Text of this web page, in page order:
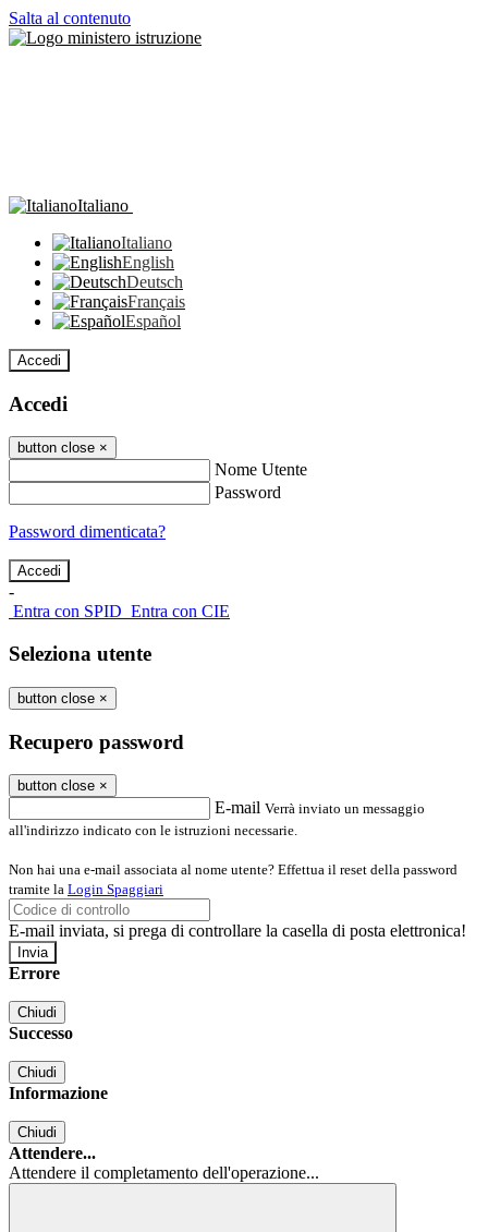
Salta al contenuto
Italiano
Italiano
English
Deutsch
Français
Español
Accedi
Accedi
button close ×
Nome Utente
Password
Password dimenticata?
-
Entra con SPID Entra con CIE
Seleziona utente
button close ×
Recupero password
button close ×
E-mail Verrà inviato un messaggio
all'indirizzo indicato con le istruzioni necessarie.
Non hai una e-mail associata al nome utente? Effettua il reset della password
tramite la Login Spaggiari
E-mail inviata, si prega di controllare la casella di posta elettronica!
Errore
Chiudi
Successo
Chiudi
Informazione
Chiudi
Attendere...
Attendere il completamento dell'operazione...